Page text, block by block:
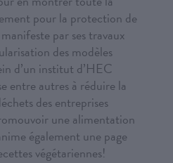
pour la protection de
par ses travaux
des modèles
d’un institut d’HEC
entre autres à réduire la
des entreprises
une alimentation
également une page
végétariennes!